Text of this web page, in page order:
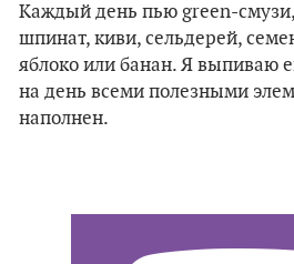
Каждый день пью green-
шпинат, киви, сельдерей,
яблоко или банан. Я выпиваю
на день всеми полезными
наполнен.